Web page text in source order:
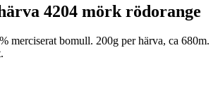
4204 mörk rödorange
merciserat bomull. 200g per härva, ca 680m.